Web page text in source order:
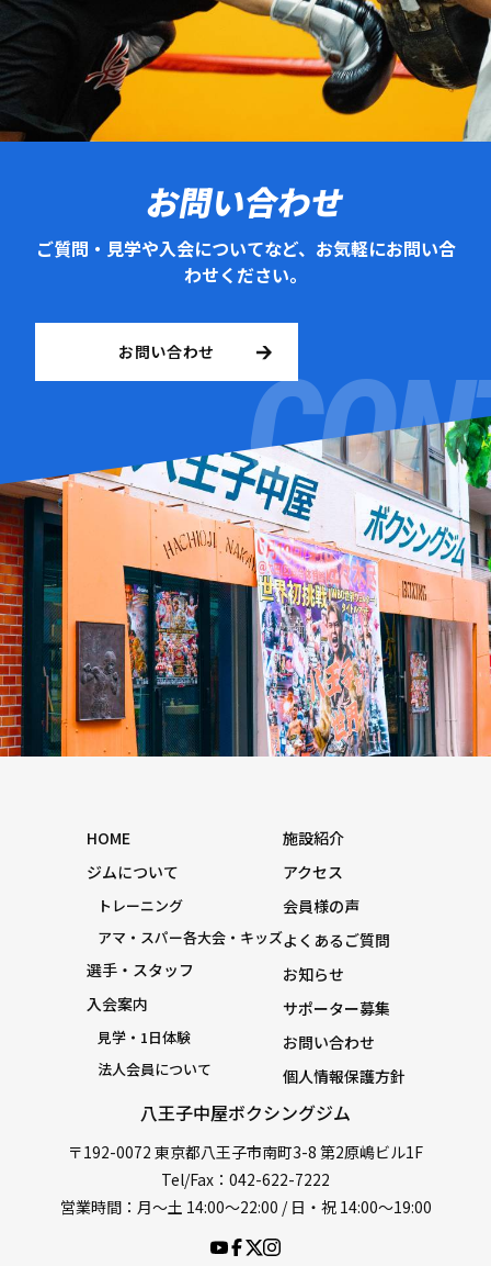
お問い合わせ
ご質問・見学や入会についてなど、お気軽にお問い合
わせください。
お問い合わせ
八王子中屋ボクシングジム
〒192-0072 東京都八王子市南町3-8 第2原嶋ビル1F
Tel/Fax：042-622-7222
営業時間：月〜土 14:00〜22:00 / 日・祝 14:00〜19:00
HOME
ジムについて
トレーニング
アマ・スパー各大会・キッズ
選手・スタッフ
入会案内
見学・1日体験
法人会員について
施設紹介
アクセス
会員様の声
よくあるご質問
お知らせ
サポーター募集
お問い合わせ
個人情報保護方針